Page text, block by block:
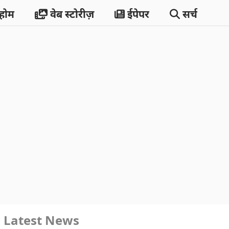
वेब स्टोरीज़ ईपेपर सर्च
Latest News